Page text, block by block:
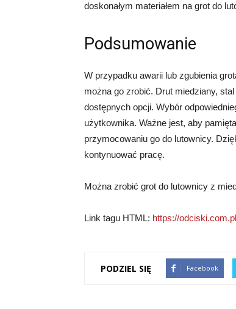
doskonałym materiałem na grot do
Podsumowanie
W przypadku awarii lub zgubienia
można go zrobić. Drut miedziany,
dostępnych opcji. Wybór
użytkownika. Ważne jest, aby
przymocowaniu go do lutownicy.
kontynuować pracę.
Można zrobić grot do lutownicy z
Link tagu HTML: https://
PODZIEL SIĘ Facebook